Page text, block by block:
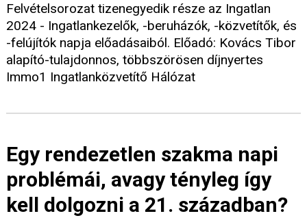
Felvételsorozat tizenegyedik része az Ingatlan
2024 - Ingatlankezelők, -beruházók, -közvetítők, és
-felújítók napja előadásaiból. Előadó: Kovács Tibor
alapító-tulajdonnos, többszörösen díjnyertes
Immo1 Ingatlanközvetítő Hálózat
Egy rendezetlen szakma napi
problémái, avagy tényleg így
kell dolgozni a 21. században?